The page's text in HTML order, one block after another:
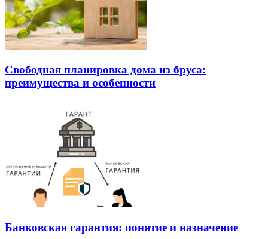
Свободная планировка дома из бруса:
преимущества и особенности
Банковская гарантия: понятие и назначение